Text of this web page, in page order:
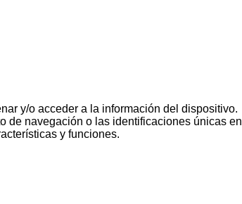
y/o acceder a la información del dispositivo.
de navegación o las identificaciones únicas en
y funciones.